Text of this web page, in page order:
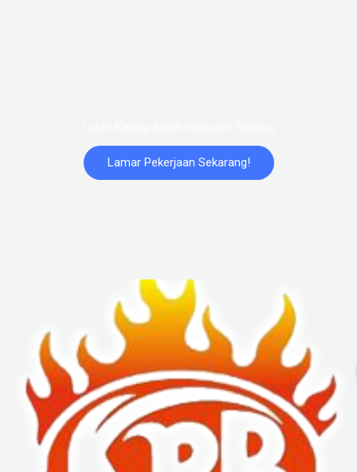
Lamar Pekerjaan Sekarang!